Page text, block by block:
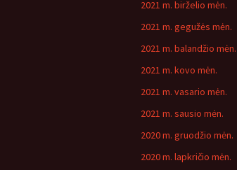
2021 m. birželio mėn.
2021 m. gegužės mėn.
2021 m. balandžio mėn.
2021 m. kovo mėn.
2021 m. vasario mėn.
2021 m. sausio mėn.
2020 m. gruodžio mėn.
2020 m. lapkričio mėn.